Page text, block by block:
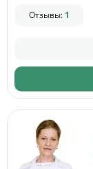
Отзывы: 1